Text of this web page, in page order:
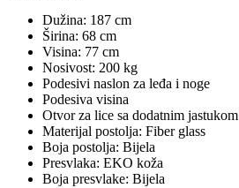
Dužina: 187 cm
Širina: 68 cm
Visina: 77 cm
Nosivost: 200 kg
Podesivi naslon za leđa i noge
Podesiva visina
Otvor za lice sa dodatnim jastukom
Materijal postolja: Fiber glass
Boja postolja: Bijela
Presvlaka: EKO koža
Boja presvlake: Bijela